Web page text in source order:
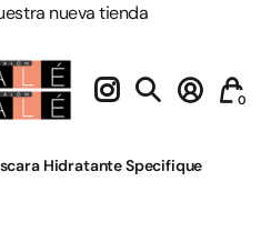
nueva tienda
0
Hidratante Specifique